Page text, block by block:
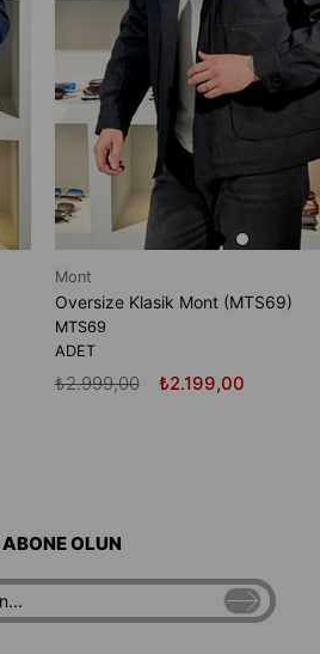
Mont
Oversize Klasik Mont (MTS69)
MTS69
ADET
₺2.199,00
₺2.999,00
OLUN